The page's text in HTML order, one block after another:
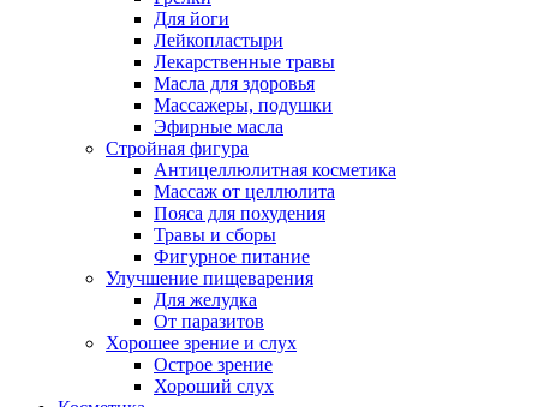
Для йоги
Лейкопластыри
Лекарственные травы
Масла для здоровья
Массажеры, подушки
Эфирные масла
Стройная фигура
Антицеллюлитная косметика
Массаж от целлюлита
Пояса для похудения
Травы и сборы
Фигурное питание
Улучшение пищеварения
Для желудка
От паразитов
Хорошее зрение и слух
Острое зрение
Хороший слух